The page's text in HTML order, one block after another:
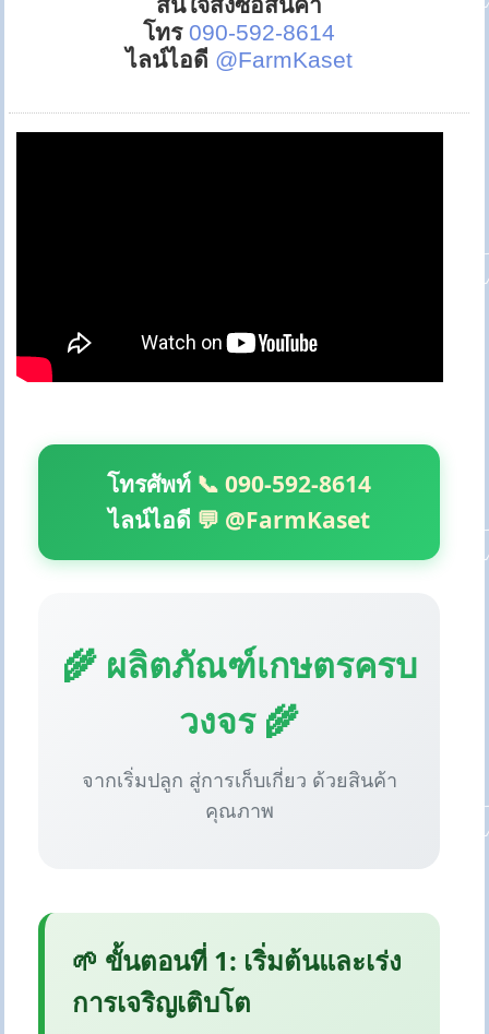
สนใจสั่งซื้อสินค้า
โทร 090-592-8614
ไลน์ไอดี @FarmKaset
โทรศัพท์ 📞 090-592-8614
ไลน์ไอดี 💬 @FarmKaset
🌾 ผลิตภัณฑ์เกษตรครบ
วงจร 🌾
จากเริ่มปลูก สู่การเก็บเกี่ยว ด้วยสินค้า
คุณภาพ
🌱 ขั้นตอนที่ 1: เริ่มต้นและเร่ง
การเจริญเติบโต